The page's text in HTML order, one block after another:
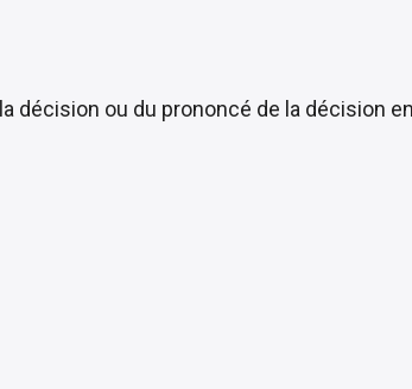
décision ou du prononcé de la décision